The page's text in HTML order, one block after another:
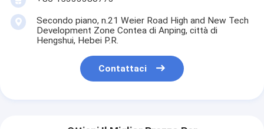
Secondo piano, n.21 Weier Road High and New Tech
Development Zone Contea di Anping, città di
Hengshui, Hebei P.R.
Contattaci